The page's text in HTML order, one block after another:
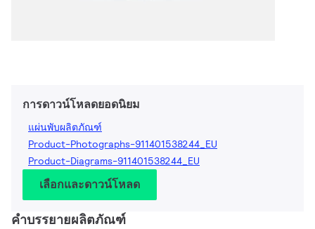
การดาวน์โหลดยอดนิยม
แผ่นพับผลิตภัณฑ์
Product-Photographs-911401538244_EU
Product-Diagrams-911401538244_EU
เลือกและดาวน์โหลด
คำบรรยายผลิตภัณฑ์